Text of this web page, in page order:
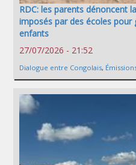
RDC: les parents dénoncent
imposés par des écoles pour
enfants
27/07/2026 - 21:52
Dialogue entre Congolais,